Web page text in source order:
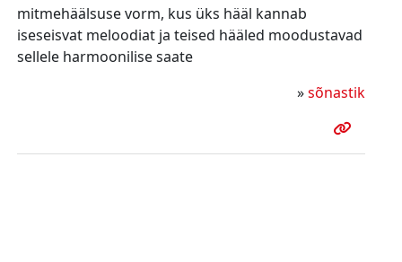
mitmehäälsuse vorm, kus üks hääl kannab
iseseisvat meloodiat ja teised hääled moodustavad
sellele harmoonilise saate
»sõnastik